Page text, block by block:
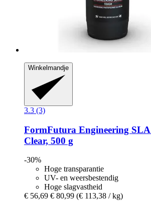
Winkelmandje
3.3 (3)
FormFutura Engineering SLA
Clear, 500 g
-30%
Hoge transparantie
UV- en weersbestendig
Hoge slagvastheid
€ 56,69 € 80,99 (€ 113,38 / kg)